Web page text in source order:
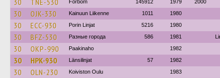
30 TNE-530 Förbom 145912 1979 2000
30 OJK-330 Kainuun Liikenne 1011 1980
30 ECC-930 Porin Linjat 5216 1980
30 BFZ-530 Разные города 586 1981
30 OKP-990 Paakinaho 1982
30 HPK-930 Länsilinjat 57 1982
30 OLN-230 Koiviston Oulu 1983